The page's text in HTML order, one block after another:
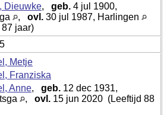
Dieuwke, geb. 4 jul 1900,
, ovl. 30 jul 1987, Harlingen
jaar)
Metje
Franziska
Anne, geb. 12 dec 1931,
, ovl. 15 jun 2020 (Leeftijd 88